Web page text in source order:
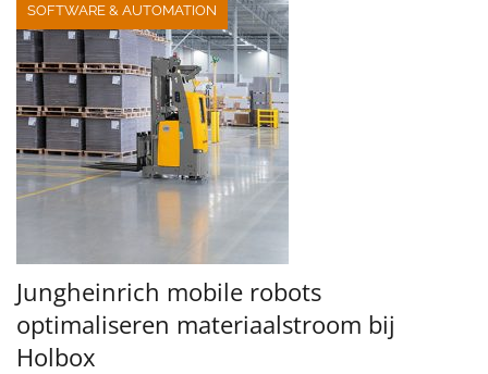
SOFTWARE & AUTOMATION
Jungheinrich mobile robots
optimaliseren materiaalstroom bij
Holbox